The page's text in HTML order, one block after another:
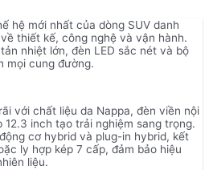
hệ mới nhất của dòng SUV danh
thiết kế, công nghệ và vận hành.
nhiệt lớn, đèn LED sắc nét và bộ
mọi cung đường.
với chất liệu da Nappa, đèn viền nội
inch tạo trải nghiệm sang trọng.
cơ hybrid và plug-in hybrid, kết
ly hợp kép 7 cấp, đảm bảo hiệu
liệu.